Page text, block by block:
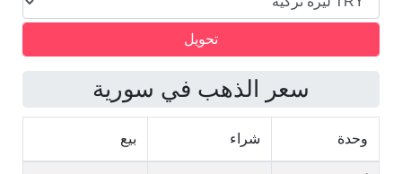
سعر الذهب في سورية
وحدة شراء بيع